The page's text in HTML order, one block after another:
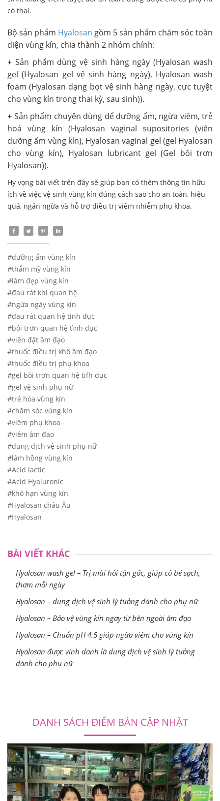
có thai.
Bộ sản phẩm Hyalosan gồm 5 sản phẩm chăm sóc toàn
diện vùng kín, chia thành 2 nhóm chính:
+ Sản phẩm dùng vệ sinh hàng ngày (Hyalosan wash
gel (Hyalosan gel vệ sinh hàng ngày), Hyalosan wash
foam (Hyalosan dạng bọt vệ sinh hàng ngày, cực tuyệt
cho vùng kín trong thai kỳ, sau sinh)).
+ Sản phẩm chuyên dùng để dưỡng ẩm, ngừa viêm, trẻ
hoá vùng kín (Hyalosan vaginal supositories (viên
dưỡng ẩm vùng kín), Hyalosan vaginal gel (gel Hyalosan
cho vùng kín), Hyalosan lubricant gel (Gel bôi trơn
Hyalosan)).
Hy vọng bài viết trên đây sẽ giúp bạn có thêm thông tin hữu
ích về việc vệ sinh vùng kín đúng cách sao cho an toàn, hiệu
quả, ngăn ngừa và hỗ trợ điều trị viêm nhiễm phụ khoa.
#dưỡng ẩm vùng kín
#thẩm mỹ vùng kín
#làm đẹp vùng kín
#đau rát khi quan hệ
#ngứa ngáy vùng kín
#đau rát quan hệ tình dục
#bôi trơn quan hệ tình dục
#viên đặt âm đạo
#thuốc điều trị khô âm đạo
#thuốc điều trị phụ khoa
#gel bôi trơn quan hệ tifh dục
#gel vệ sinh phụ nữ
#trẻ hóa vùng kín
#chăm sóc vùng kín
#viêm phụ khoa
#viêm âm đạo
#dung dịch vệ sinh phụ nữ
#làm hồng vùng kín
#Acid lactic
#Acid Hyaluronic
#khô hạn vùng kín
#Hyalosan châu Âu
#Hyalosan
BÀI VIẾT KHÁC
Hyalosan wash gel – Trị mùi hôi tận gốc, giúp cô bé sạch,
thơm mỗi ngày
Hyalosan – dung dịch vệ sinh lý tưởng dành cho phụ nữ
Hyalosan – Bảo vệ vùng kín ngay từ bên ngoài âm đạo
Hyalosan – Chuẩn pH 4.5 giúp ngừa viêm cho vùng kín
Hyalosan được vinh danh là dung dịch vệ sinh lý tưởng
dành cho phụ nữ
DANH SÁCH ĐIỂM BÁN CẬP NHẬT